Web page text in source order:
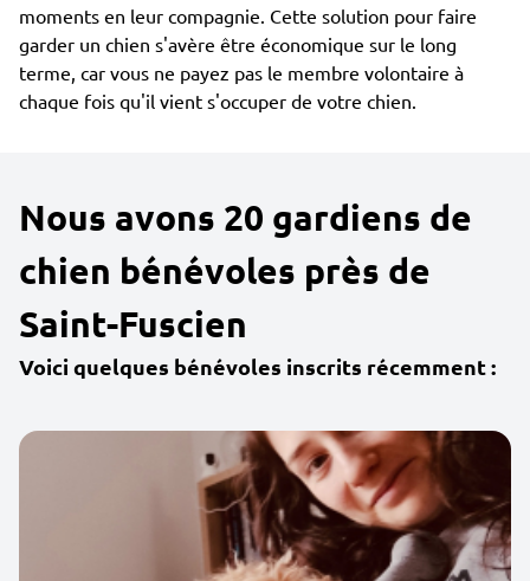
moments en leur compagnie. Cette solution pour faire
garder un chien s'avère être économique sur le long
terme, car vous ne payez pas le membre volontaire à
chaque fois qu'il vient s'occuper de votre chien.
Nous avons 20 gardiens de
chien bénévoles près de
Saint-Fuscien
Voici quelques bénévoles inscrits récemment :